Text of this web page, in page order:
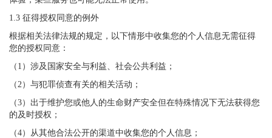
1.3 征得授权同意的例外
根据相关法律法规的规定，以下情形中收集您的个人信息无需征得
您的授权同意：
（1）涉及国家安全与利益、社会公共利益；
（2）与犯罪侦查有关的相关活动；
（3）出于维护您或他人的生命财产安全但在特殊情况下无法获得您
的及时授权；
（4）从其他合法公开的渠道中收集您的个人信息；